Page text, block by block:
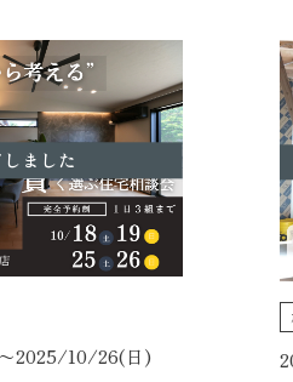
ました
2025/10/26(日)